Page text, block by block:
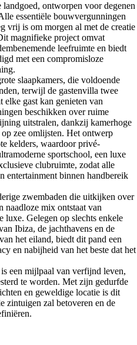
ontworpen voor degenen
essentiële bouwvergunningen
vrij is om morgen al met de creatie
magnifieke project omvat
leefruimte en biedt
met een compromisloze
slaapkamers, die voldoende
terwijl de gastenvilla twee
elke gast kan genieten van
beschikken over ruime
uitstralen, dankzij kamerhoge
zee omlijsten. Het ontwerp
kelders, waardoor privé-
sportschool, een luxe
clubruimte, zodat alle
entertainment binnen handbereik
zwembaden die uitkijken over
naadloze mix ontstaat van
luxe. Gelegen op slechts enkele
Ibiza, de jachthavens en de
het eiland, biedt dit pand een
en nabijheid van het beste dat het
een mijlpaal van verfijnd leven,
te worden. Met zijn gedurfde
en geweldige locatie is dit
zintuigen zal betoveren en de